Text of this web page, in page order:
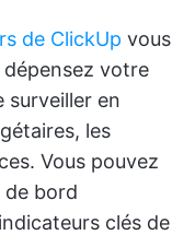
de ClickUp vous
votre
surveiller en
les
Vous pouvez
de bord
clés de